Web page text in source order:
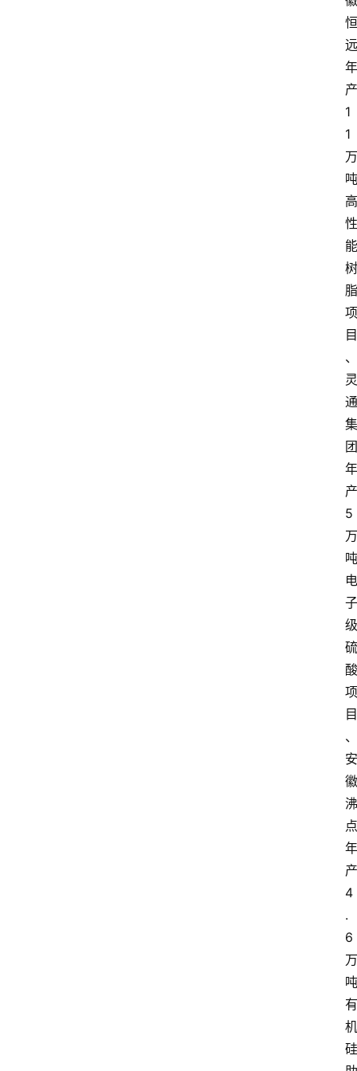
恒
远
年
产
1
1
万
吨
高
性
能
树
脂
项
目
、
灵
通
集
团
年
产
5
万
吨
电
子
级
硫
酸
项
目
、
安
徽
沸
点
年
产
4
.
6
万
吨
有
机
硅